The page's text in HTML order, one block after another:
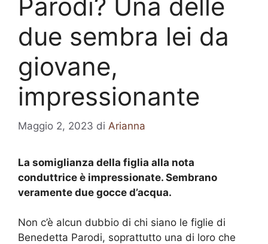
Parodi? Una delle
due sembra lei da
giovane,
impressionante
Maggio 2, 2023 di Arianna
La somiglianza della figlia alla nota
conduttrice è impressionate. Sembrano
veramente due gocce d’acqua.
Non c’è alcun dubbio di chi siano le figlie di
Benedetta Parodi, soprattutto una di loro che